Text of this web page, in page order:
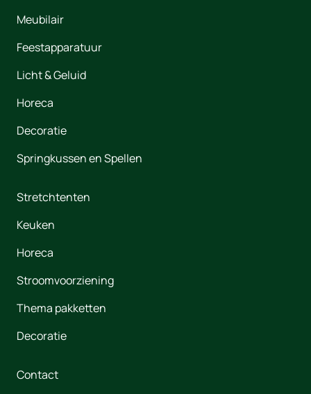
Meubilair
Feestapparatuur
Licht & Geluid
Horeca
Decoratie
Springkussen en Spellen
Stretchtenten
Keuken
Horeca
Stroomvoorziening
Thema pakketten
Decoratie
Contact